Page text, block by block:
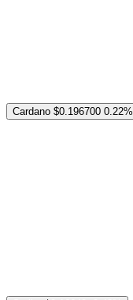
Cardano $0.196700 0.22%